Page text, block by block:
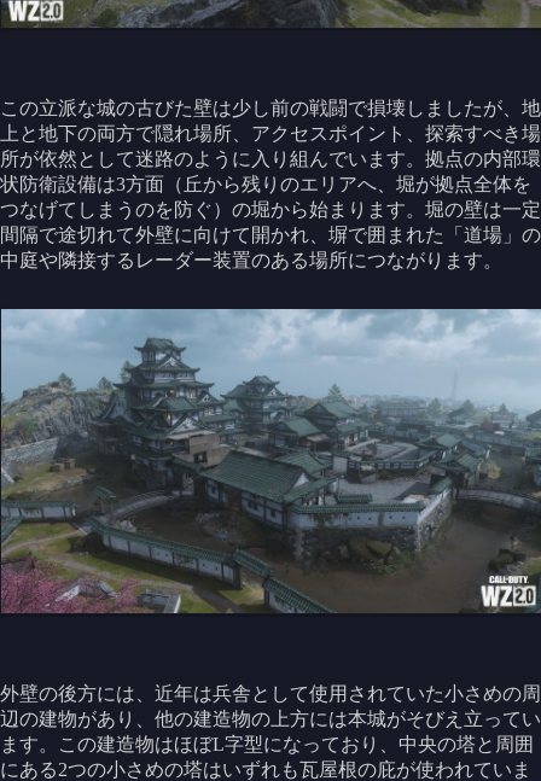
この立派な城の古びた壁は少し前の戦闘で損壊しましたが、地
上と地下の両方で隠れ場所、アクセスポイント、探索すべき場
所が依然として迷路のように入り組んでいます。拠点の内部環
状防衛設備は3方面（丘から残りのエリアへ、堀が拠点全体を
つなげてしまうのを防ぐ）の堀から始まります。堀の壁は一定
間隔で途切れて外壁に向けて開かれ、塀で囲まれた「道場」の
中庭や隣接するレーダー装置のある場所につながります。
外壁の後方には、近年は兵舎として使用されていた小さめの周
辺の建物があり、他の建造物の上方には本城がそびえ立ってい
ます。この建造物はほぼL字型になっており、中央の塔と周囲
にある2つの小さめの塔はいずれも瓦屋根の庇が使われていま